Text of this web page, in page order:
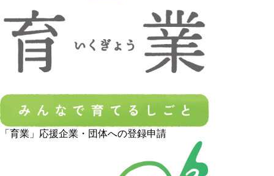
「育業」応援企業・団体への登録申請